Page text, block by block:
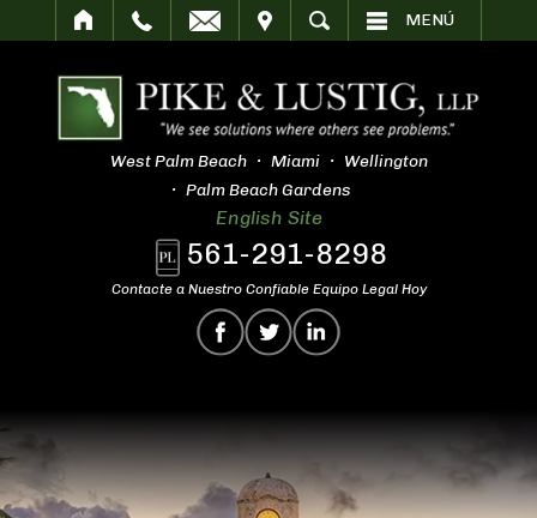
BUSCAR MENÚ
West Palm Beach Miami
Wellington
Palm Beach Gardens
English Site
561-291-8298
Contacte a Nuestro Confiable Equipo Legal Hoy